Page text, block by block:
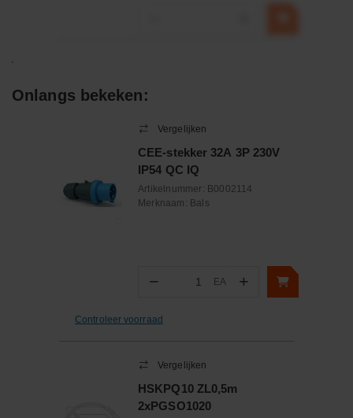
Onlangs bekeken:
Vergelijken
CEE-stekker 32A 3P 230V
IP54 QC IQ
Artikelnummer: B0002114
Merknaam: Bals
− Aantal
EA +
Controleer voorraad
Vergelijken
HSKPQ10 ZL0,5m
2xPGSO1020